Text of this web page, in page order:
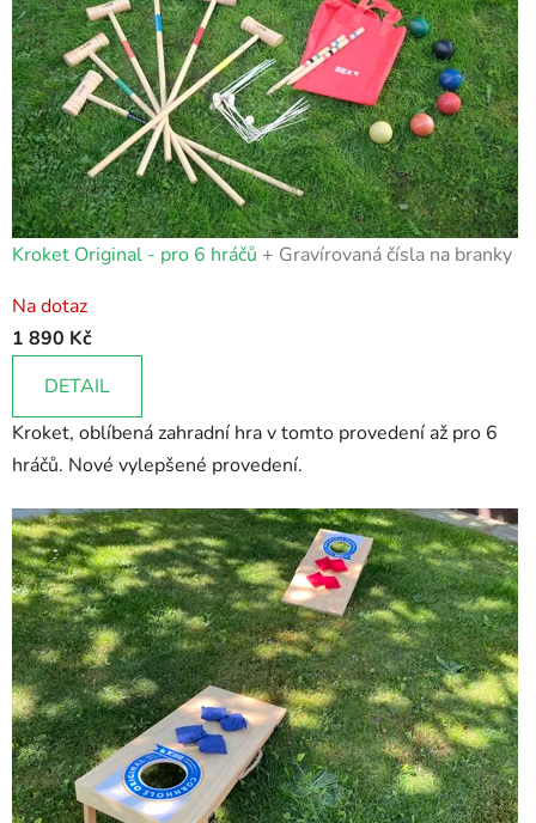
Kroket Original - pro 6 hráčů + Gravírovaná čísla na branky
hodnocení
produktu
4,9
z
5
hvězdiček.
Na dotaz
1 890 Kč
DETAIL
Kroket, oblíbená zahradní hra v tomto provedení až pro 6
hráčů. Nové vylepšené provedení.